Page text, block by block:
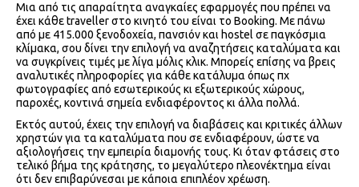
Μια από τις απαραίτητα αναγκαίες εφαρμογές που πρέπει να
έχει κάθε traveller στο κινητό του είναι το Booking. Με πάνω
από με 415.000 ξενοδοχεία, πανσιόν και hostel σε παγκόσμια
κλίμακα, σου δίνει την επιλογή να αναζητήσεις καταλύματα και
να συγκρίνεις τιμές με λίγα μόλις κλικ. Μπορείς επίσης να βρεις
αναλυτικές πληροφορίες για κάθε κατάλυμα όπως πχ
φωτογραφίες από εσωτερικούς κι εξωτερικούς χώρους,
παροχές, κοντινά σημεία ενδιαφέροντος κι άλλα πολλά.
Εκτός αυτού, έχεις την επιλογή να διαβάσεις και κριτικές άλλων
χρηστών για τα καταλύματα που σε ενδιαφέρουν, ώστε να
αξιολογήσεις την εμπειρία διαμονής τους. Κι όταν φτάσεις στο
τελικό βήμα της κράτησης, το μεγαλύτερο πλεονέκτημα είναι
ότι δεν επιβαρύνεσαι με κάποια επιπλέον χρέωση.